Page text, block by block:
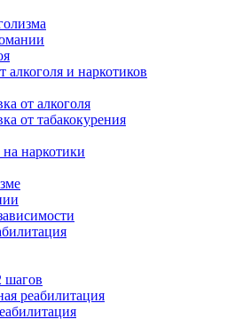
алкоголя и наркотиков
от алкоголя
от табакокурения
наркотики
шагов
реабилитация